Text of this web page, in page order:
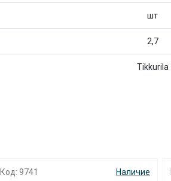
шт
2,7
Tikkurila
Код: 9741 Наличие